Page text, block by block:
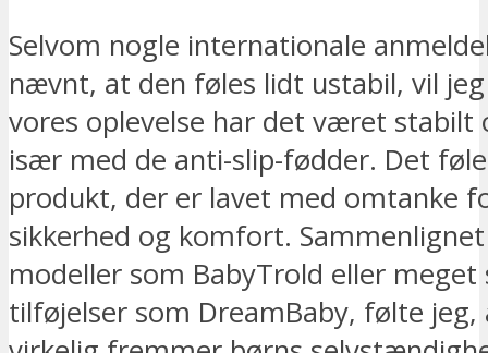
Selvom nogle internationale
nævnt, at den føles lidt ustabil, vil
vores oplevelse har det været stabilt
især med de anti-slip-fødder. Det
produkt, der er lavet med omtanke
sikkerhed og komfort.
modeller som BabyTrold eller meget
tilføjelser som DreamBaby, følte jeg,